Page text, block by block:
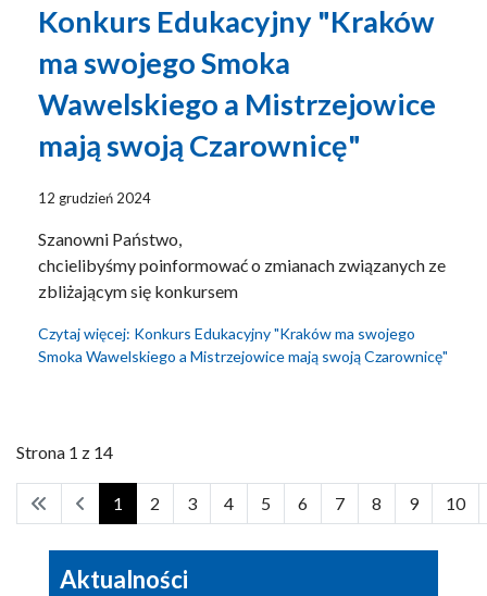
Konkurs Edukacyjny "Kraków
ma swojego Smoka
Wawelskiego a Mistrzejowice
mają swoją Czarownicę"
12 grudzień 2024
Szanowni Państwo,
chcielibyśmy poinformować o zmianach związanych ze
zbliżającym się konkursem
Czytaj więcej: Konkurs Edukacyjny "Kraków ma swojego
Smoka Wawelskiego a Mistrzejowice mają swoją Czarownicę"
Strona 1 z 14
1 2 3 4 5 6 7 8 9 10
Aktualności